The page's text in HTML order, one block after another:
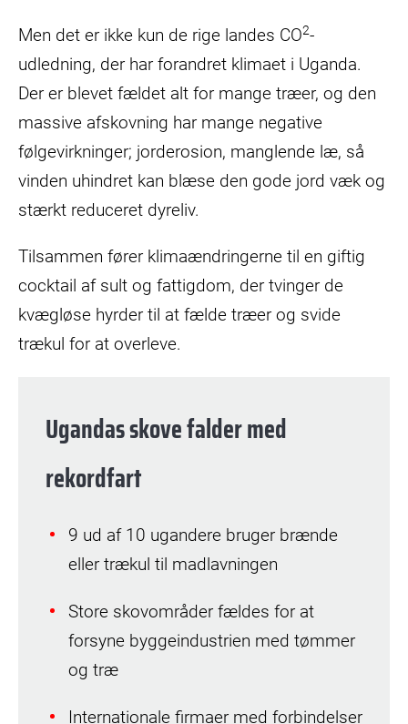
Men det er ikke kun de rige landes CO2-
udledning, der har forandret klimaet i Uganda.
Der er blevet fældet alt for mange træer, og den
massive afskovning har mange negative
følgevirkninger; jorderosion, manglende læ, så
vinden uhindret kan blæse den gode jord væk og
stærkt reduceret dyreliv.
Tilsammen fører klimaændringerne til en giftig
cocktail af sult og fattigdom, der tvinger de
kvægløse hyrder til at fælde træer og svide
trækul for at overleve.
Ugandas skove falder med
rekordfart
9 ud af 10 ugandere bruger brænde
eller trækul til madlavningen
Store skovområder fældes for at
forsyne byggeindustrien med tømmer
og træ
Internationale firmaer med forbindelser